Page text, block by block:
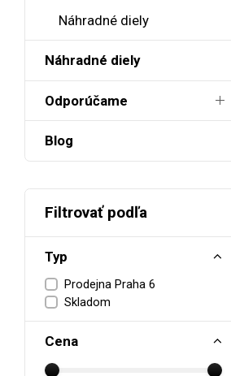
Náhradné diely
Náhradné diely
Odporúčame
Blog
Filtrovať podľa
Typ
Prodejna Praha 6
Skladom
Cena